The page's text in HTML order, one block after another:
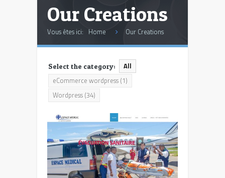
Our Creations
Vous êtes ici: Home Our Creations
Select the category:
All
eCommerce wordpress (1)
Wordpress (34)